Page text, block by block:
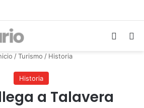
/ Turismo / Historia
Historia
a Talavera